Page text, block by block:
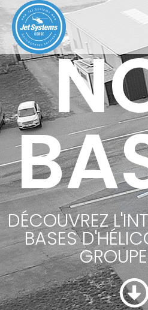
DÉCOUVREZ
BASES